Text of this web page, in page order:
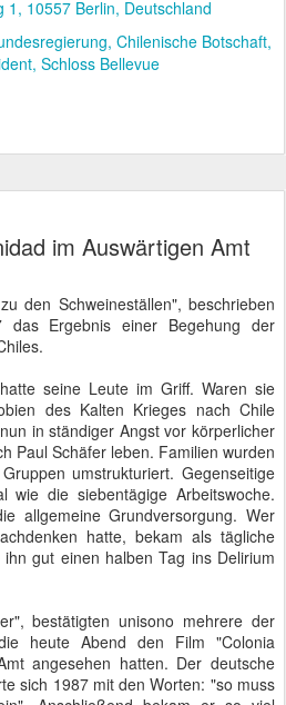
1, 10557 Berlin, Deutschland
Chilenische Botschaft
Schloss Bellevue
im Auswärtigen Amt
den Schweineställen", beschrieben
das Ergebnis einer Begehung der
seine Leute im Griff. Waren sie
des Kalten Krieges nach Chile
in ständiger Angst vor körperlicher
Paul Schäfer leben. Familien wurden
umstrukturiert. Gegenseitige
wie die siebentägige Arbeitswoche.
allgemeine Grundversorgung. Wer
hatte, bekam als tägliche
gut einen halben Tag ins Delirium
bestätigten unisono mehrere der
heute Abend den Film "Colonia
angesehen hatten. Der deutsche
sich 1987 mit den Worten: "so muss